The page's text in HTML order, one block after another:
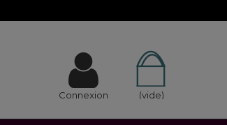
(vide)
Connexion